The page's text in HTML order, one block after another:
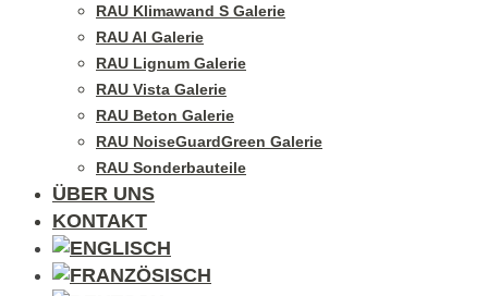
RAU Klimawand S Galerie
RAU Al Galerie
RAU Lignum Galerie
RAU Vista Galerie
RAU Beton Galerie
RAU NoiseGuardGreen Galerie
RAU Sonderbauteile
ÜBER UNS
KONTAKT